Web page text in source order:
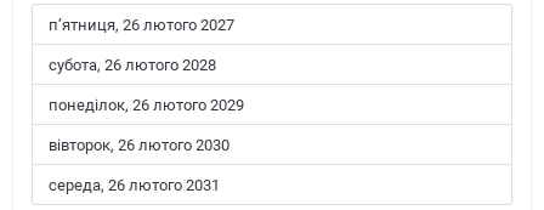
пʼятниця, 26 лютого 2027
субота, 26 лютого 2028
понеділок, 26 лютого 2029
вівторок, 26 лютого 2030
середа, 26 лютого 2031